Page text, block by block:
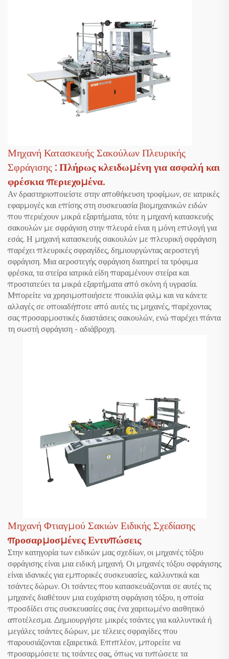
Μηχανή Κατασκευής Σακούλων Πλευρικής
Σφράγισης : Πλήρως κλειδωμένη για ασφαλή και
φρέσκια περιεχομένα.
Αν δραστηριοποιείστε στην αποθήκευση τροφίμων, σε ιατρικές
εφαρμογές και επίσης στη συσκευασία βιομηχανικών ειδών
που περιέχουν μικρά εξαρτήματα, τότε η μηχανή κατασκευής
σακουλών με σφράγιση στην πλευρά είναι η μόνη επιλογή για
εσάς. Η μηχανή κατασκευής σακουλών με πλευρική σφράγιση
παρέχει πλευρικές σφραγίδες, δημιουργώντας αεροστεγή
σφράγιση. Μια αεροστεγής σφράγιση διατηρεί τα τρόφιμα
φρέσκα, τα στείρα ιατρικά είδη παραμένουν στείρα και
προστατεύει τα μικρά εξαρτήματα από σκόνη ή υγρασία.
Μπορείτε να χρησιμοποιήσετε ποικιλία φιλμ και να κάνετε
αλλαγές σε οποιαδήποτε από αυτές τις μηχανές, παρέχοντας
σας προσαρμοστικές διαστάσεις σακουλών, ενώ παρέχει πάντα
τη σωστή σφράγιση - αδιάβροχη.
Μηχανή Φτιαγμού Σακιών Ειδικής Σχεδίασης
προσαρμοσμένες Εντυπώσεις
Στην κατηγορία των ειδικών μας σχεδίων, οι μηχανές τόξου
σφράγισης είναι μια ειδική μηχανή. Οι μηχανές τόξου σφράγισης
είναι ιδανικές για εμπορικές συσκευασίες, καλλυντικά και
τσάντες δώρων. Οι τσάντες που κατασκευάζονται σε αυτές τις
μηχανές διαθέτουν μια ευχάριστη σφράγιση τόξου, η οποία
προσδίδει στις συσκευασίες σας ένα χαριτωμένο αισθητικό
αποτέλεσμα. Δημιουργήστε μικρές τσάντες για καλλυντικά ή
μεγάλες τσάντες δώρων, με τέλειες σφραγίδες που
παρουσιάζονται εξαιρετικά. Επιπλέον, μπορείτε να
προσαρμόσετε τις τσάντες σας, όπως να τυπώσετε τα